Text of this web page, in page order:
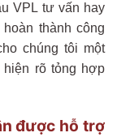
VPL tư vấn hay
thành công
chúng tôi một
hiện rõ tỏng hợp
được hỗ trợ